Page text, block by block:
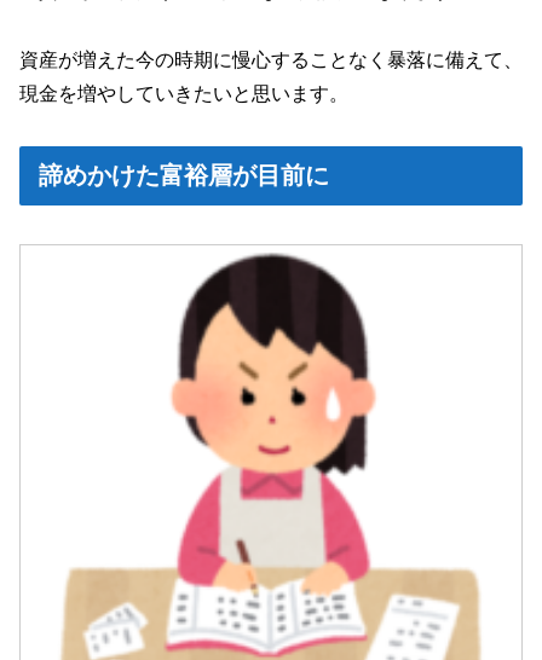
資産が増えた今の時期に慢心することなく暴落に備えて、
現金を増やしていきたいと思います。
諦めかけた富裕層が目前に